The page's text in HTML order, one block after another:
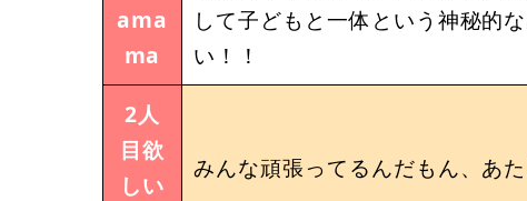
ama
ma
して子どもと一体という神秘的
い！！
2人
目欲
しい
みんな頑張ってるんだもん、あ